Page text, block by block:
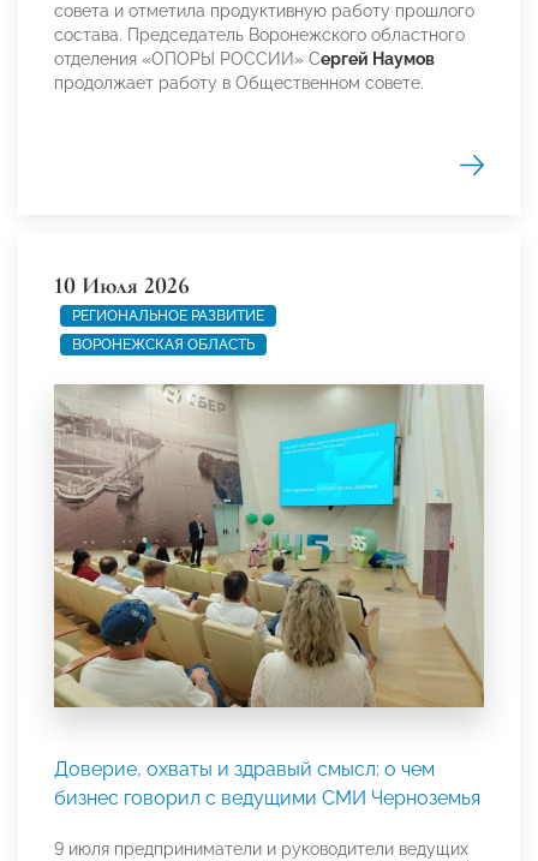
совета и отметила продуктивную работу прошлого
состава. Председатель Воронежского областного
отделения «ОПОРЫ РОССИИ» Сергей Наумов
продолжает работу в Общественном совете.
10 Июля 2026
РЕГИОНАЛЬНОЕ РАЗВИТИЕ
ВОРОНЕЖСКАЯ ОБЛАСТЬ
Доверие, охваты и здравый смысл: о чем
бизнес говорил с ведущими СМИ Черноземья
9 июля предприниматели и руководители ведущих